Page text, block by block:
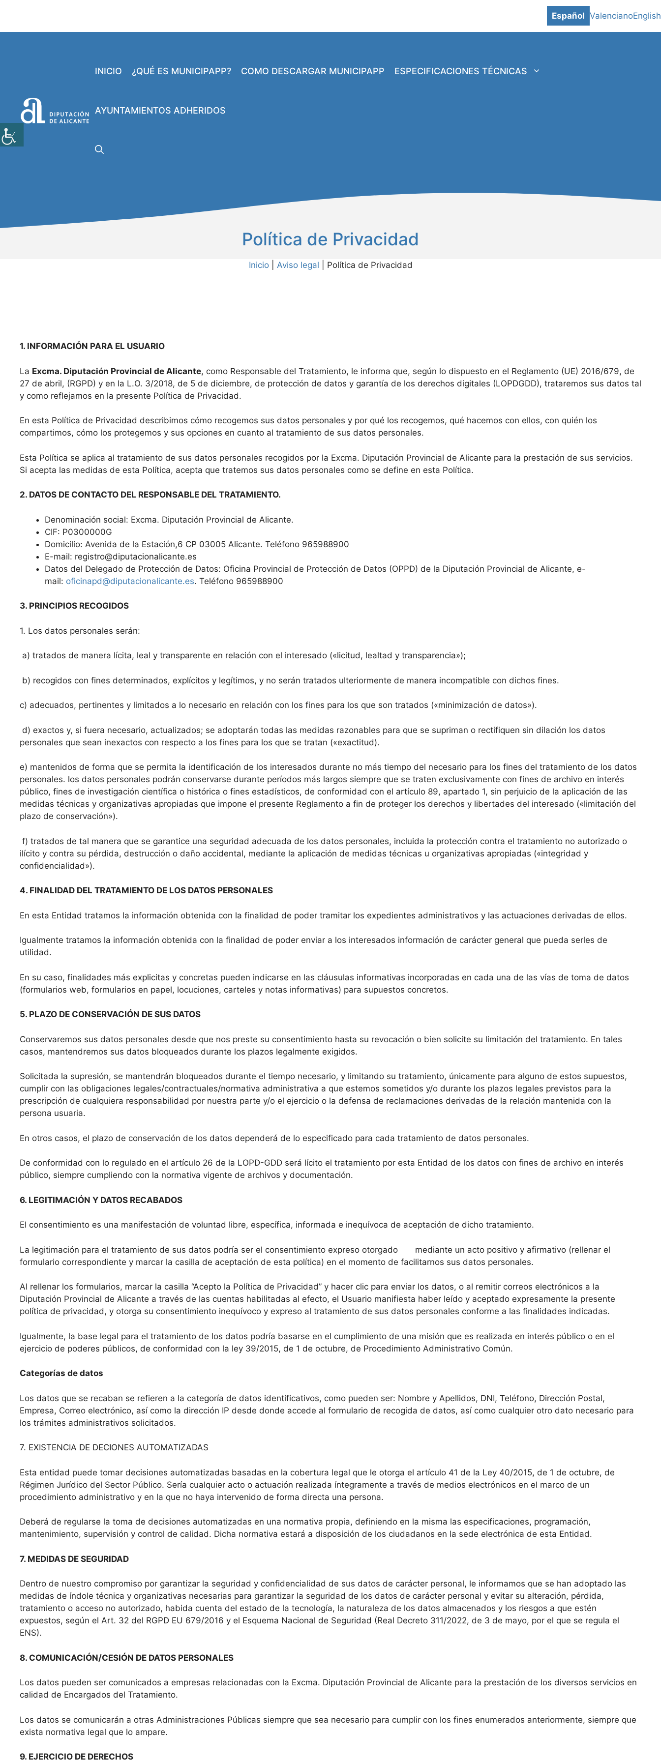
contenido
Español ValencianoEnglish
INICIO ¿QUÉ ES MUNICIPAPP? COMO DESCARGAR MUNICIPAPP ESPECIFICACIONES TÉCNICAS
AYUNTAMIENTOS ADHERIDOS
Política de Privacidad
Inicio| Aviso legal Política de Privacidad
1. INFORMACIÓN PARA EL USUARIO
La Excma. Diputación Provincial de Alicante, como Responsable del Tratamiento, le informa que, según lo dispuesto en el Reglamento (UE) 2016/679, de
27 de abril, (RGPD) y en la L.O. 3/2018, de 5 de diciembre, de protección de datos y garantía de los derechos digitales (LOPDGDD), trataremos sus datos tal
y como reflejamos en la presente Política de Privacidad.
En esta Política de Privacidad describimos cómo recogemos sus datos personales y por qué los recogemos, qué hacemos con ellos, con quién los
compartimos, cómo los protegemos y sus opciones en cuanto al tratamiento de sus datos personales.
Esta Política se aplica al tratamiento de sus datos personales recogidos por la Excma. Diputación Provincial de Alicante para la prestación de sus servicios.
Si acepta las medidas de esta Política, acepta que tratemos sus datos personales como se define en esta Política.
2. DATOS DE CONTACTO DEL RESPONSABLE DEL TRATAMIENTO.
Denominación social: Excma. Diputación Provincial de Alicante.
CIF: P0300000G
Domicilio: Avenida de la Estación,6 CP 03005 Alicante. Teléfono 965988900
E-mail: registro@diputacionalicante.es
Datos del Delegado de Protección de Datos: Oficina Provincial de Protección de Datos (OPPD) de la Diputación Provincial de Alicante, e-
mail: oficinapd@diputacionalicante.es. Teléfono 965988900
3. PRINCIPIOS RECOGIDOS
1. Los datos personales serán:
a) tratados de manera lícita, leal y transparente en relación con el interesado («licitud, lealtad y transparencia»);
b) recogidos con fines determinados, explícitos y legítimos, y no serán tratados ulteriormente de manera incompatible con dichos fines.
c) adecuados, pertinentes y limitados a lo necesario en relación con los fines para los que son tratados («minimización de datos»).
d) exactos y, si fuera necesario, actualizados; se adoptarán todas las medidas razonables para que se supriman o rectifiquen sin dilación los datos
personales que sean inexactos con respecto a los fines para los que se tratan («exactitud).
e) mantenidos de forma que se permita la identificación de los interesados durante no más tiempo del necesario para los fines del tratamiento de los datos
personales. los datos personales podrán conservarse durante períodos más largos siempre que se traten exclusivamente con fines de archivo en interés
público, fines de investigación científica o histórica o fines estadísticos, de conformidad con el artículo 89, apartado 1, sin perjuicio de la aplicación de las
medidas técnicas y organizativas apropiadas que impone el presente Reglamento a fin de proteger los derechos y libertades del interesado («limitación del
plazo de conservación»).
f) tratados de tal manera que se garantice una seguridad adecuada de los datos personales, incluida la protección contra el tratamiento no autorizado o
ilícito y contra su pérdida, destrucción o daño accidental, mediante la aplicación de medidas técnicas u organizativas apropiadas («integridad y
confidencialidad»).
4. FINALIDAD DEL TRATAMIENTO DE LOS DATOS PERSONALES
En esta Entidad tratamos la información obtenida con la finalidad de poder tramitar los expedientes administrativos y las actuaciones derivadas de ellos.
Igualmente tratamos la información obtenida con la finalidad de poder enviar a los interesados información de carácter general que pueda serles de
utilidad.
En su caso, finalidades más explicitas y concretas pueden indicarse en las cláusulas informativas incorporadas en cada una de las vías de toma de datos
(formularios web, formularios en papel, locuciones, carteles y notas informativas) para supuestos concretos.
5. PLAZO DE CONSERVACIÓN DE SUS DATOS
Conservaremos sus datos personales desde que nos preste su consentimiento hasta su revocación o bien solicite su limitación del tratamiento. En tales
casos, mantendremos sus datos bloqueados durante los plazos legalmente exigidos.
Solicitada la supresión, se mantendrán bloqueados durante el tiempo necesario, y limitando su tratamiento, únicamente para alguno de estos supuestos,
cumplir con las obligaciones legales/contractuales/normativa administrativa a que estemos sometidos y/o durante los plazos legales previstos para la
prescripción de cualquiera responsabilidad por nuestra parte y/o el ejercicio o la defensa de reclamaciones derivadas de la relación mantenida con la
persona usuaria.
En otros casos, el plazo de conservación de los datos dependerá de lo especificado para cada tratamiento de datos personales.
De conformidad con lo regulado en el artículo 26 de la LOPD-GDD será lícito el tratamiento por esta Entidad de los datos con fines de archivo en interés
público, siempre cumpliendo con la normativa vigente de archivos y documentación.
6. LEGITIMACIÓN Y DATOS RECABADOS
El consentimiento es una manifestación de voluntad libre, específica, informada e inequívoca de aceptación de dicho tratamiento.
La legitimación para el tratamiento de sus datos podría ser el consentimiento expreso otorgado mediante un acto positivo y afirmativo (rellenar el
formulario correspondiente y marcar la casilla de aceptación de esta política) en el momento de facilitarnos sus datos personales.
Al rellenar los formularios, marcar la casilla “Acepto la Política de Privacidad” y hacer clic para enviar los datos, o al remitir correos electrónicos a la
Diputación Provincial de Alicante a través de las cuentas habilitadas al efecto, el Usuario manifiesta haber leído y aceptado expresamente la presente
política de privacidad, y otorga su consentimiento inequívoco y expreso al tratamiento de sus datos personales conforme a las finalidades indicadas.
Igualmente, la base legal para el tratamiento de los datos podría basarse en el cumplimiento de una misión que es realizada en interés público o en el
ejercicio de poderes públicos, de conformidad con la ley 39/2015, de 1 de octubre, de Procedimiento Administrativo Común.
Categorías de datos
Los datos que se recaban se refieren a la categoría de datos identificativos, como pueden ser: Nombre y Apellidos, DNI, Teléfono, Dirección Postal,
Empresa, Correo electrónico, así como la dirección IP desde donde accede al formulario de recogida de datos, así como cualquier otro dato necesario para
los trámites administrativos solicitados.
7. EXISTENCIA DE DECIONES AUTOMATIZADAS
Esta entidad puede tomar decisiones automatizadas basadas en la cobertura legal que le otorga el artículo 41 de la Ley 40/2015, de 1 de octubre, de
Régimen Jurídico del Sector Público. Sería cualquier acto o actuación realizada íntegramente a través de medios electrónicos en el marco de un
procedimiento administrativo y en la que no haya intervenido de forma directa una persona.
Deberá de regularse la toma de decisiones automatizadas en una normativa propia, definiendo en la misma las especificaciones, programación,
mantenimiento, supervisión y control de calidad. Dicha normativa estará a disposición de los ciudadanos en la sede electrónica de esta Entidad.
7. MEDIDAS DE SEGURIDAD
Dentro de nuestro compromiso por garantizar la seguridad y confidencialidad de sus datos de carácter personal, le informamos que se han adoptado las
medidas de índole técnica y organizativas necesarias para garantizar la seguridad de los datos de carácter personal y evitar su alteración, pérdida,
tratamiento o acceso no autorizado, habida cuenta del estado de la tecnología, la naturaleza de los datos almacenados y los riesgos a que estén
expuestos, según el Art. 32 del RGPD EU 679/2016 y el Esquema Nacional de Seguridad (Real Decreto 311/2022, de 3 de mayo, por el que se regula el
ENS).
8. COMUNICACIÓN/CESIÓN DE DATOS PERSONALES
Los datos pueden ser comunicados a empresas relacionadas con la Excma. Diputación Provincial de Alicante para la prestación de los diversos servicios en
calidad de Encargados del Tratamiento.
Los datos se comunicarán a otras Administraciones Públicas siempre que sea necesario para cumplir con los fines enumerados anteriormente, siempre que
exista normativa legal que lo ampare.
9. EJERCICIO DE DERECHOS